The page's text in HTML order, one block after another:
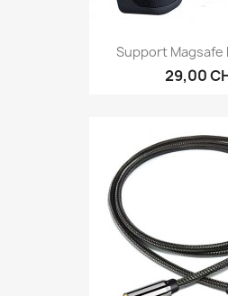
Support Magsafe
29,00